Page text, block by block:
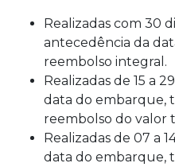
Realizadas com 30
antecedência da
reembolso integral.
Realizadas de 15 a
data do embarque,
reembolso do valor
Realizadas de 07 a
data do embarque,